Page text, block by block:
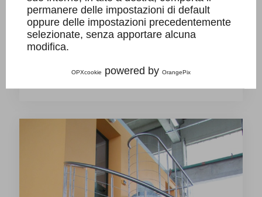
permanere delle impostazioni di default
oppure delle impostazioni precedentemente
selezionate, senza apportare alcuna
modifica.
OPXcookie powered by OrangePix
Scala a disegno